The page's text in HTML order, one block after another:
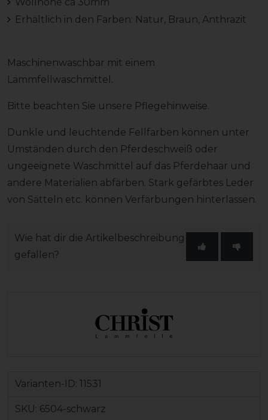
Erhältlich in den Farben: Natur, Braun, Anthrazit
Maschinenwaschbar mit einem
Lammfellwaschmittel.
Bitte beachten Sie unsere Pflegehinweise.
Dunkle und leuchtende Fellfarben können unter
Umständen durch den Pferdeschweiß oder
ungeeignete Waschmittel auf das Pferdehaar und
andere Materialien abfärben. Stark gefärbtes Leder
von Sätteln etc. können Verfärbungen hinterlassen.
Wie hat dir die Artikelbeschreibung
gefallen?
Varianten-ID: 11531
SKU: 6504-schwarz